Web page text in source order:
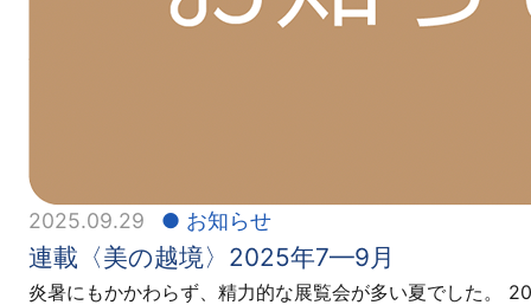
2025.09.29 お知らせ
連載〈美の越境〉2025年7—9月
炎暑にもかかわらず、精力的な展覧会が多い夏でした